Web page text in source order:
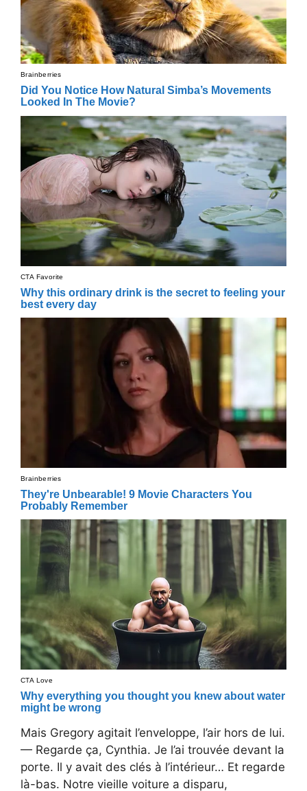
Mais Gregory agitait l’enveloppe, l’air hors de lui.
— Regarde ça, Cynthia. Je l’ai trouvée devant la
porte. Il y avait des clés à l’intérieur… Et regarde
là-bas. Notre vieille voiture a disparu,